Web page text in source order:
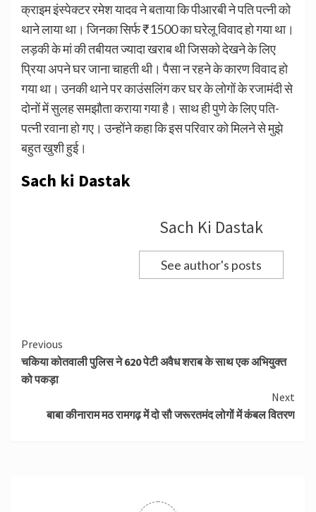
क्राइम इंस्पेक्टर रमेश यादव ने बताया कि पीआरबी ने पति पत्नी को
थाने लाया था। जिनका सिर्फ ₹1500 का घरेलू विवाद हो गया था।
लड़की के मां की तबीयत ज्यादा खराब थी जिसको देखने के लिए
प्रिया अपने घर जाना चाहती थी। पैसा न रहने के कारण विवाद हो
गया था। उनकी थाने पर काउंसलिंग कर घर के लोगों के रजामंदी से
दोनों में सुलह समझौता कराया गया है। साथ ही पुणे के लिए पति-
पत्नी रवाना हो गए। उन्होंने कहा कि इस परिवार को मिलने से मुझे
बहुत खुशी हुई।
Sach ki Dastak
Sach Ki Dastak
See author's posts
Continue
Reading
Previous
चकिया कोतवाली पुलिस ने 620 पेटी अवैध शराब के साथ एक अभियुक्त
को पकड़ा
Next
बाबा कीनाराम मठ रामगढ़ में दो सौ जरूरतमंद लोगों में कंबल वितरण